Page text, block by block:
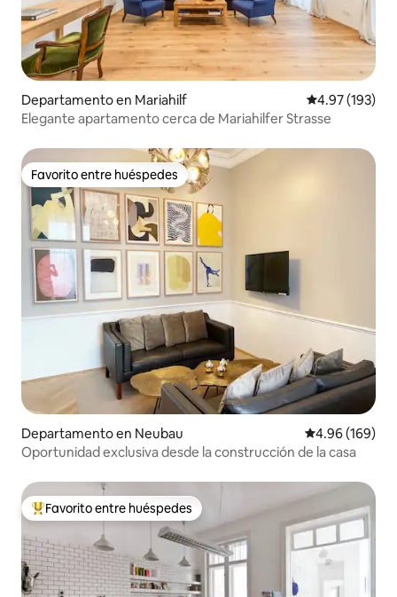
Departamento en Mariahilf Calificación
4.97 (193)
Elegante apartamento cerca de Mariahilfer Strasse
Favorito entre huéspedes
Favorito entre huéspedes
Departamento en Neubau Calificación
4.96 (169)
Oportunidad exclusiva desde la construcción de la casa
De los mejores en Favorito entre huéspedes
Favorito entre huéspedes